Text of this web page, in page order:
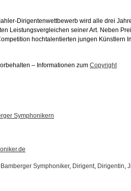
Dirigentenwettbewerb wird alle drei
Leistungsvergleichen seiner Art. Neben
hochtalentierten jungen Künstlern
– Informationen zum Copyright
Symphonikern
Bamberger Symphoniker, Dirigent, Dirigentin,